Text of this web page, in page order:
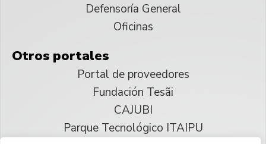
Defensoría General
Oficinas
Otros portales
Portal de proveedores
Fundación Tesãi
CAJUBI
Parque Tecnológico ITAIPU